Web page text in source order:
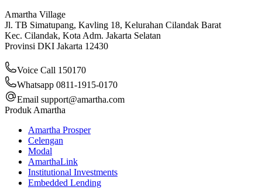
Amartha Village
Jl. TB Simatupang, Kavling 18, Kelurahan Cilandak Barat
Kec. Cilandak, Kota Adm. Jakarta Selatan
Provinsi DKI Jakarta 12430
Voice Call 150170
Whatsapp 0811-1915-0170
Email support@amartha.com
Produk Amartha
Amartha Prosper
Celengan
Modal
AmarthaLink
Institutional Investments
Embedded Lending